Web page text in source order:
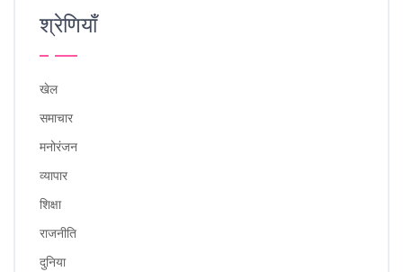
श्रेणियाँ
खेल
समाचार
मनोरंजन
व्यापार
शिक्षा
राजनीति
दुनिया